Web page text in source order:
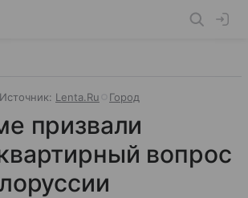
Источник: Lenta.Ru Город
призвали
вопрос